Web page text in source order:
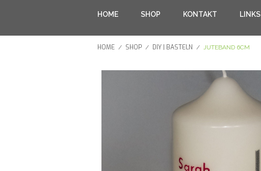
HOME SHOP KONTAKT LINKS
HOME / SHOP / DIY | BASTELN / JUTEBAND 6CM